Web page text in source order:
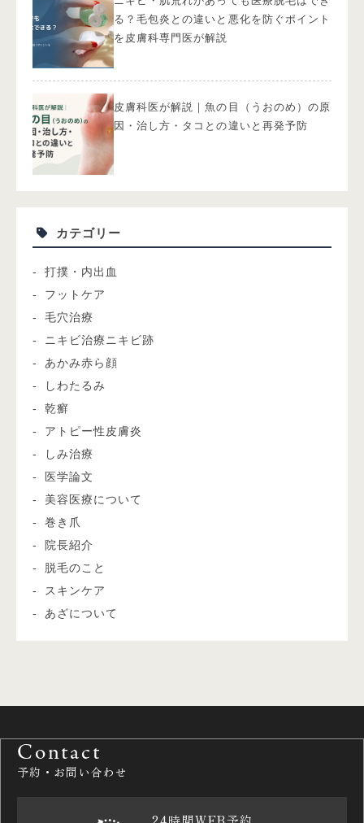
る？毛包炎との違いと悪化を防ぐポイント
を皮膚科専門医が解説
皮膚科医が解説｜魚の目（うおのめ）の原
因・治し方・タコとの違いと再発予防
カテゴリー
打撲・内出血
フットケア
毛穴治療
ニキビ治療ニキビ跡
あかみ赤ら顔
しわたるみ
乾癬
アトピー性皮膚炎
しみ治療
医学論文
美容医療について
巻き爪
院長紹介
脱毛のこと
スキンケア
あざについて
Contact
予約・お問い合わせ